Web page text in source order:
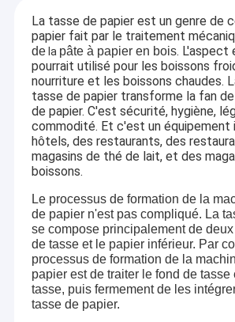
La tasse de papier est un genre de
papier fait par le traitement
dela pâte à papier en bois. L'aspect
pourrait utilisé pour les boissons
nourriture et les boissons chaudes.
tasse de papier transforme la fan
de papier. C'est sécurité, hygiène,
commodité. Et c'est un équipement
hôtels, des restaurants, des
magasins de thé de lait, et des
boissons.
Le processus de formation de la
de papier n'est pas compliqué. La
se compose principalement de
de tasse et le papier inférieur. Par
processus de formation de la
papier est de traiter le fond de tasse
tasse, puis fermement de les
tasse de papier.